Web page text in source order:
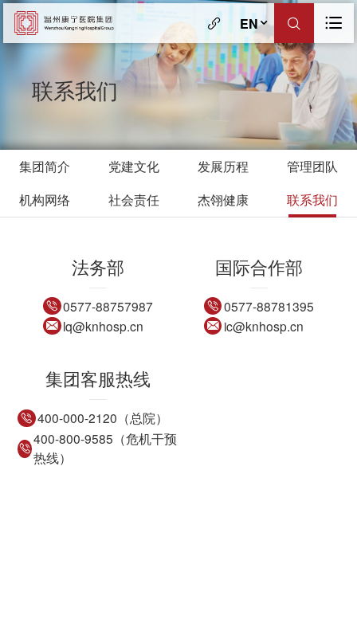
EN
联系我们
集团简介 党建文化 发展历程
管理团队
机构网络
社会责任 杰翎健康 联系我们
法务部
0577-88757987
lq@knhosp.cn
国际合作部
0577-88781395
ic@knhosp.cn
集团客服热线
400-000-2120（总院）
400-800-9585（危机干预
热线）